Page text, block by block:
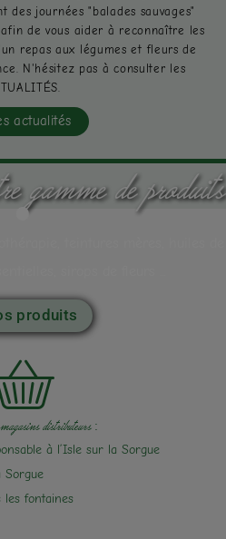
des journées "balades sauvages"
de vous aider à reconnaître les
repas aux légumes et fleurs de
N'hésitez pas à consulter les
actualités
gamme de produits
produits
distributeurs :
à l’Isle sur la Sorgue
Sorgue
les fontaines